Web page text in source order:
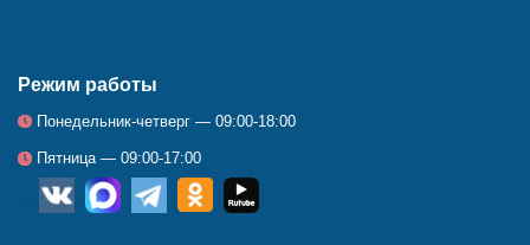
Режим работы
Понедельник-четверг — 09:00-18:00
Пятница — 09:00-17:00